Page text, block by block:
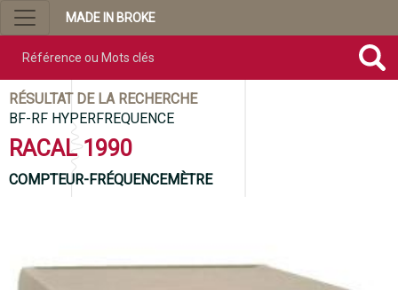
MADE IN BROKE
RÉSULTAT DE LA RECHERCHE
BF-RF HYPERFREQUENCE
RACAL 1990
COMPTEUR-FRÉQUENCEMÈTRE